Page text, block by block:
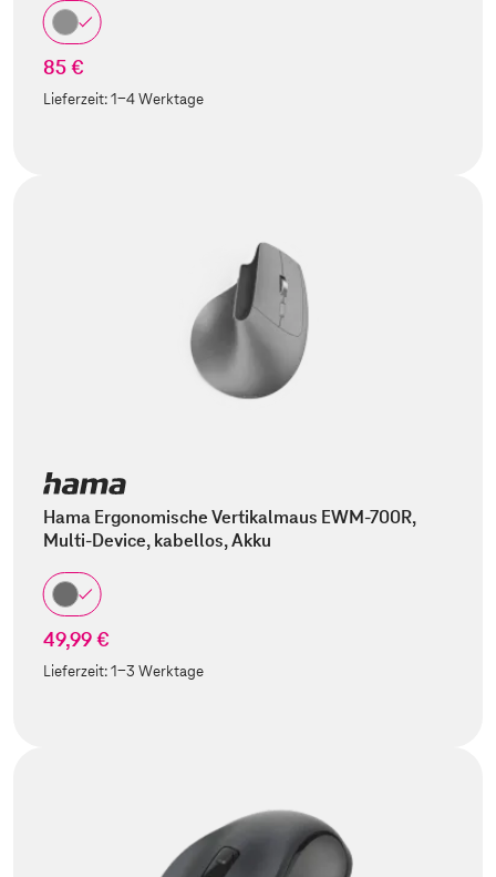
85 €
Lieferzeit:1-4 Werktage
Hama Ergonomische Vertikalmaus EWM-700R,
Multi-Device, kabellos, Akku
49,99 €
Lieferzeit:1-3 Werktage